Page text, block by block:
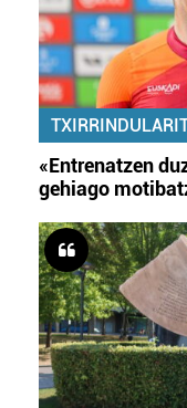
bazkideen
duten interes
dezakezun ikusteko.
Lortu zure datu
buruzko informazio
datuen atalean.
zure baimena
Webgune honek
fitxategiak
zerbitzuak
baliatzen gara.
erabiltzeko baimen
irakurri
«Entrenatzen
gehiago